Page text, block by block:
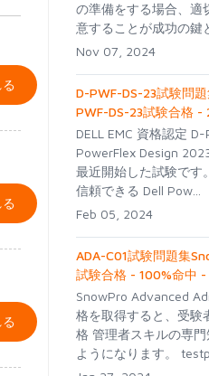
の準備をする場合、適
意することが成功の鍵
Nov 07, 2024
D-PWF-DS-23試験問題
PWF-DS-23試験合格 -
DELL EMC 資格認定
PowerFlex Design
最近開始した試験で
信頼できる Dell Pow...
Feb 05, 2024
ADA-C01試験問題集
試験合格 - 100%命中 -
SnowPro Advanced
格を取得すると、受験
格 管理者スキルの専
ようになります。